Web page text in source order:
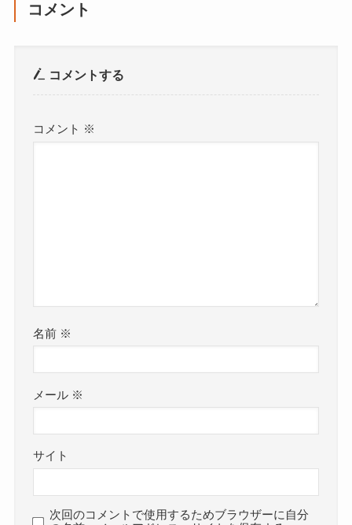
コメント
コメントする
コメント ※
名前 ※
メール ※
サイト
次回のコメントで使用するためブラウザーに自分